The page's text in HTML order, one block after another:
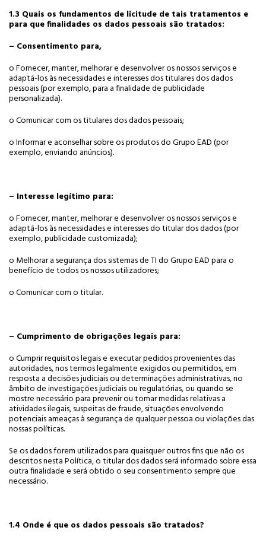
1.3 Quais os fundamentos de licitude de tais tratamentos e
para que finalidades os dados pessoais são tratados:
– Consentimento para,
o Fornecer, manter, melhorar e desenvolver os nossos serviços e
adaptá-los às necessidades e interesses dos titulares dos dados
pessoais (por exemplo, para a finalidade de publicidade
personalizada).
o Comunicar com os titulares dos dados pessoais;
o Informar e aconselhar sobre os produtos do Grupo EAD (por
exemplo, enviando anúncios).
– Interesse legítimo para:
o Fornecer, manter, melhorar e desenvolver os nossos serviços e
adaptá-los às necessidades e interesses do titular dos dados (por
exemplo, publicidade customizada);
o Melhorar a segurança dos sistemas de TI do Grupo EAD para o
benefício de todos os nossos utilizadores;
o Comunicar com o titular.
– Cumprimento de obrigações legais para:
o Cumprir requisitos legais e executar pedidos provenientes das
autoridades, nos termos legalmente exigidos ou permitidos, em
resposta a decisões judiciais ou determinações administrativas, no
âmbito de investigações judiciais ou regulatórias, ou quando se
mostre necessário para prevenir ou tomar medidas relativas a
atividades ilegais, suspeitas de fraude, situações envolvendo
potenciais ameaças à segurança de qualquer pessoa ou violações das
nossas políticas.
Se os dados forem utilizados para quaisquer outros fins que não os
descritos nesta Política, o titular dos dados será informado sobre essa
outra finalidade e será obtido o seu consentimento sempre que
necessário.
1.4 Onde é que os dados pessoais são tratados?